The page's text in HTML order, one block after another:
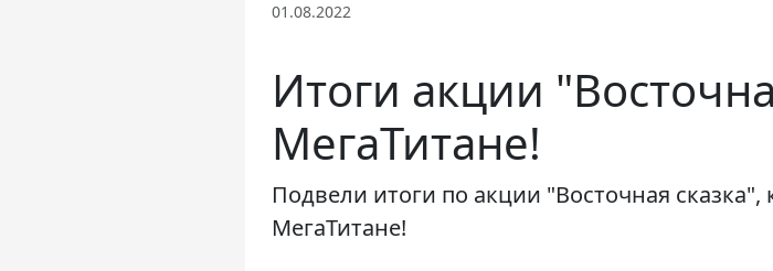
01.08.2022
Итоги акции
МегаТитане!
Подвели итоги по акции "Восточная сказка",
МегаТитане!